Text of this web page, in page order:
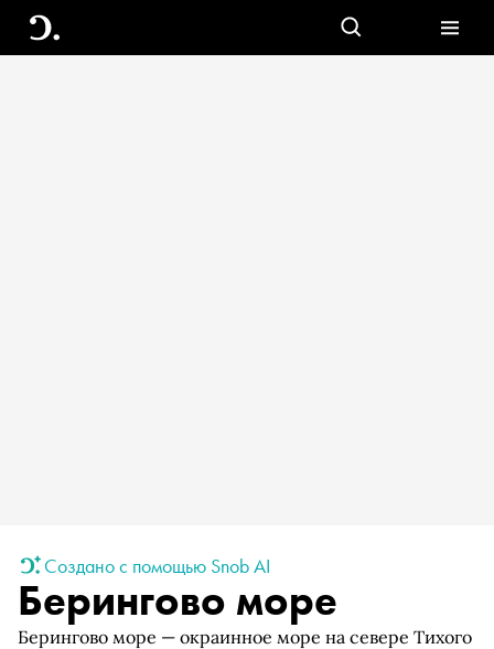
Создано с помощью Snob AI
Берингово море
Берингово море — окраинное море на севере Тихого